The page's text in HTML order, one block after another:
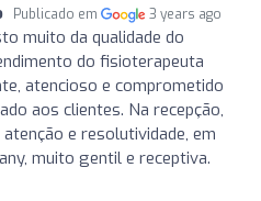
Publicado em 3 years ago
muito da qualidade do
do fisioterapeuta
atencioso e comprometido
aos clientes. Na recepção,
e resolutividade, em
muito gentil e receptiva.